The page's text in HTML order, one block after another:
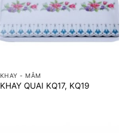
KHAY - MÂM
KHAY QUAI KQ17, KQ19